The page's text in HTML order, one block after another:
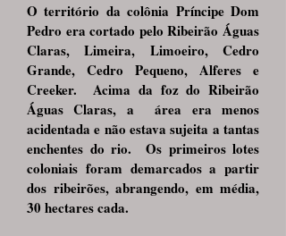
O território da colônia Príncipe Dom
Pedro era cortado pelo Ribeirão Águas
Claras, Limeira, Limoeiro, Cedro
Grande, Cedro Pequeno, Alferes e
Creeker. Acima da foz do Ribeirão
Águas Claras, a área era menos
acidentada e não estava sujeita a tantas
enchentes do rio. Os primeiros lotes
coloniais foram demarcados a partir
dos ribeirões, abrangendo, em média,
30 hectares cada.